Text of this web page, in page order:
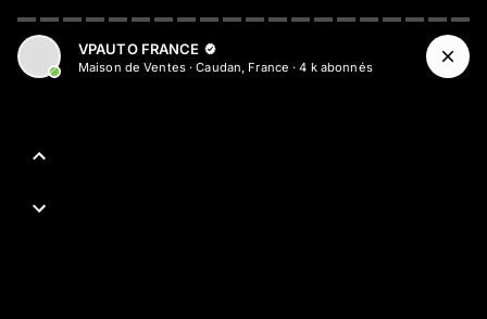
VPAUTO FRANCE
Maison de Ventes·Caudan, France ·4 kabonnés